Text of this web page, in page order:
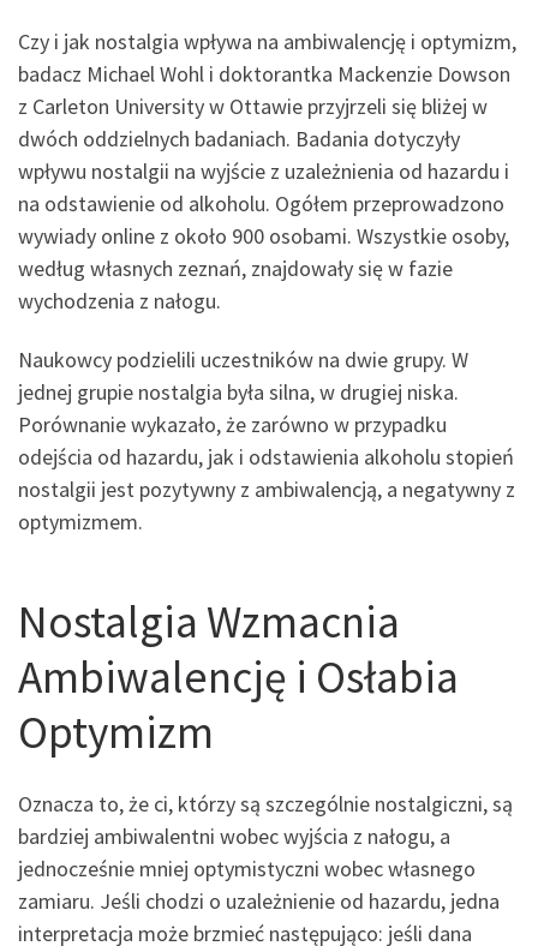
Czy i jak nostalgia wpływa na ambiwalencję i optymizm,
badacz Michael Wohl i doktorantka Mackenzie Dowson
z Carleton University w Ottawie przyjrzeli się bliżej w
dwóch oddzielnych badaniach. Badania dotyczyły
wpływu nostalgii na wyjście z uzależnienia od hazardu i
na odstawienie od alkoholu. Ogółem przeprowadzono
wywiady online z około 900 osobami. Wszystkie osoby,
według własnych zeznań, znajdowały się w fazie
wychodzenia z nałogu.
Naukowcy podzielili uczestników na dwie grupy. W
jednej grupie nostalgia była silna, w drugiej niska.
Porównanie wykazało, że zarówno w przypadku
odejścia od hazardu, jak i odstawienia alkoholu stopień
nostalgii jest pozytywny z ambiwalencją, a negatywny z
optymizmem.
Nostalgia Wzmacnia
Ambiwalencję i Osłabia
Optymizm
Oznacza to, że ci, którzy są szczególnie nostalgiczni, są
bardziej ambiwalentni wobec wyjścia z nałogu, a
jednocześnie mniej optymistyczni wobec własnego
zamiaru. Jeśli chodzi o uzależnienie od hazardu, jedna
interpretacja może brzmieć następująco: jeśli dana